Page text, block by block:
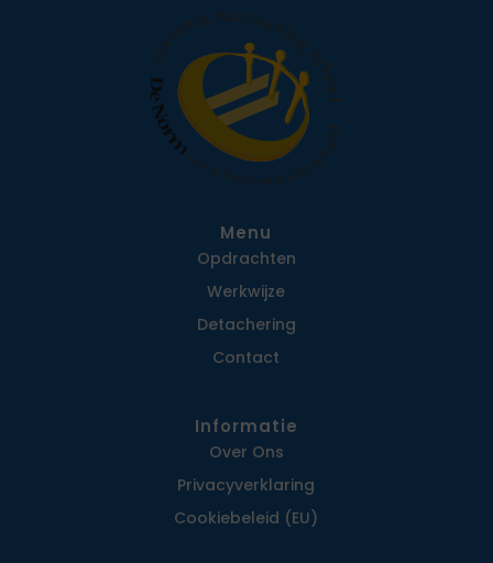
Menu
Opdrachten
Werkwijze
Detachering
Contact
Informatie
Over Ons
Privacy­verklaring
Cookiebeleid (EU)